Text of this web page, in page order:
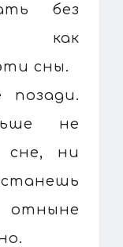
без
как
сны.
позади.
не
ни
отныне